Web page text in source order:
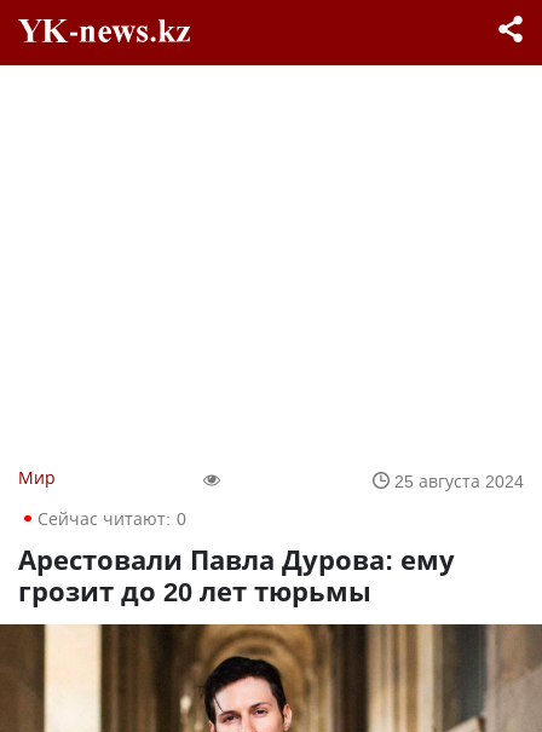
Мир
25 августа 2024
Сейчас читают: 0
Арестовали Павла Дурова: ему
грозит до 20 лет тюрьмы